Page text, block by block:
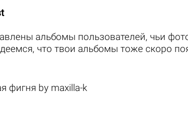
альбомы пользователей, чьи
что твои альбомы тоже скоро
фигня by maxilla-k